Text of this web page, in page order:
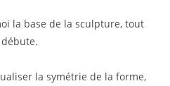
la base de la sculpture, tout
la symétrie de la forme,